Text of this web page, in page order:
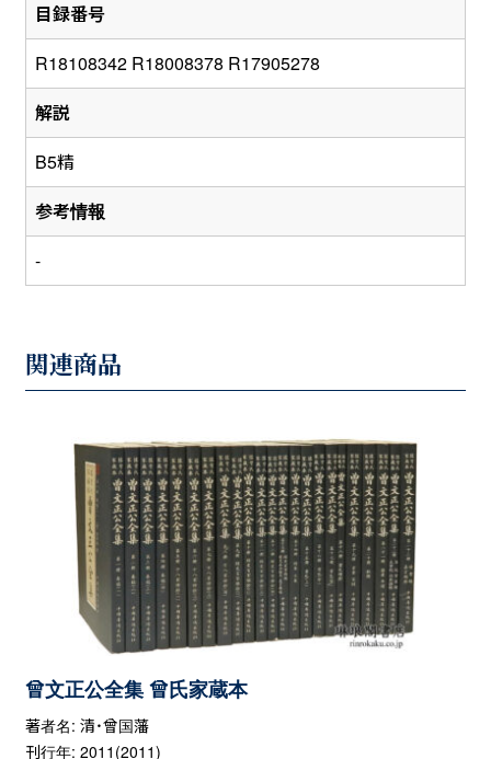
目録番号
R18108342 R18008378 R17905278
解説
B5精
参考情報
-
関連商品
曾文正公全集 曾氏家蔵本
著者名: 清・曾国藩
刊行年: 2011(2011)